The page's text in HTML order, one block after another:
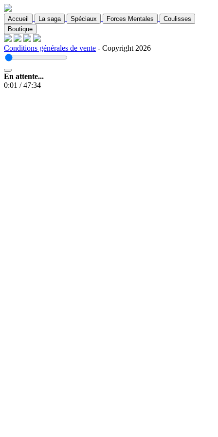
Accueil La saga Spéciaux Forces Mentales
Coulisses
Boutique
Conditions générales de vente - Copyright 2026
En attente...
0:01 /47:34